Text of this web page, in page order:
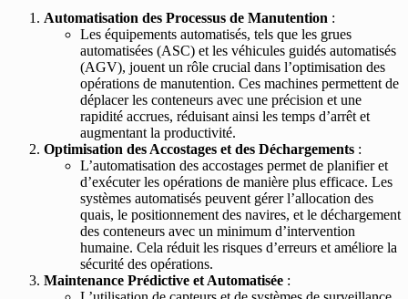
Automatisation des Processus de Manutention :
Les équipements automatisés, tels que les grues
automatisées (ASC) et les véhicules guidés automatisés
(AGV), jouent un rôle crucial dans l’optimisation des
opérations de manutention. Ces machines permettent de
déplacer les conteneurs avec une précision et une
rapidité accrues, réduisant ainsi les temps d’arrêt et
augmentant la productivité.
Optimisation des Accostages et des Déchargements :
L’automatisation des accostages permet de planifier et
d’exécuter les opérations de manière plus efficace. Les
systèmes automatisés peuvent gérer l’allocation des
quais, le positionnement des navires, et le déchargement
des conteneurs avec un minimum d’intervention
humaine. Cela réduit les risques d’erreurs et améliore la
sécurité des opérations.
Maintenance Prédictive et Automatisée :